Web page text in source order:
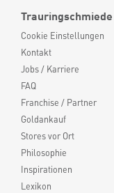
Trauringschmiede
Cookie Einstellungen
Kontakt
Jobs / Karriere
FAQ
Franchise / Partner
Goldankauf
Stores vor Ort
Philosophie
Inspirationen
Lexikon